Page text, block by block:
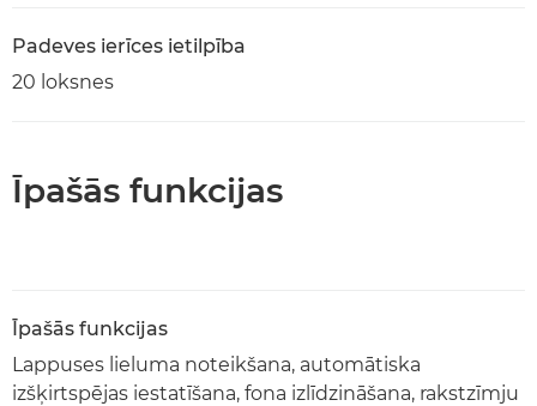
Padeves ierīces ietilpība
20 loksnes
Īpašās funkcijas
Īpašās funkcijas
Lappuses lieluma noteikšana, automātiska
izšķirtspējas iestatīšana, fona izlīdzināšana, rakstzīmju